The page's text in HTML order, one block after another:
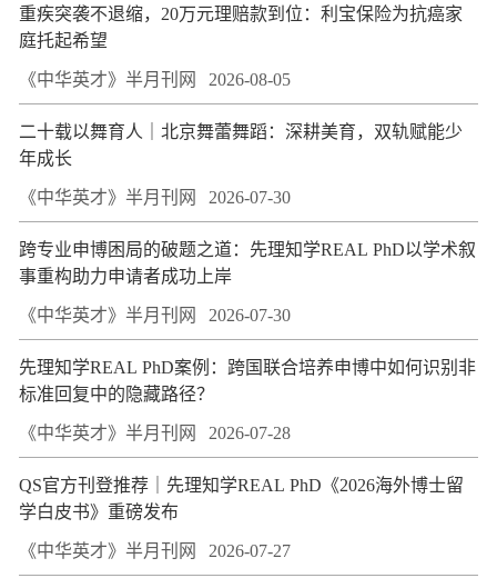
重疾突袭不退缩，20万元理赔款到位：利宝保险为抗癌家
庭托起希望
《中华英才》半月刊网 2026-08-05
二十载以舞育人｜北京舞蕾舞蹈：深耕美育，双轨赋能少
年成长
《中华英才》半月刊网 2026-07-30
跨专业申博困局的破题之道：先理知学REAL PhD以学术叙
事重构助力申请者成功上岸
《中华英才》半月刊网 2026-07-30
先理知学REAL PhD案例：跨国联合培养申博中如何识别非
标准回复中的隐藏路径？
《中华英才》半月刊网 2026-07-28
QS官方刊登推荐｜先理知学REAL PhD《2026海外博士留
学白皮书》重磅发布
《中华英才》半月刊网 2026-07-27